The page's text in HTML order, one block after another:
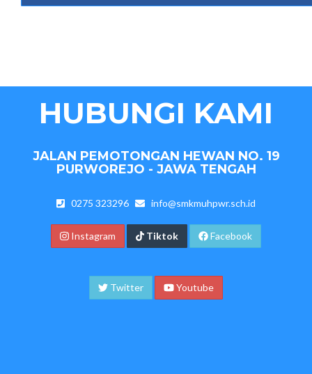
HUBUNGI KAMI
JALAN PEMOTONGAN HEWAN NO. 19
PURWOREJO - JAWA TENGAH
0275 323296 info@smkmuhpwr.sch.id
Instagram Tiktok Facebook
Twitter Youtube